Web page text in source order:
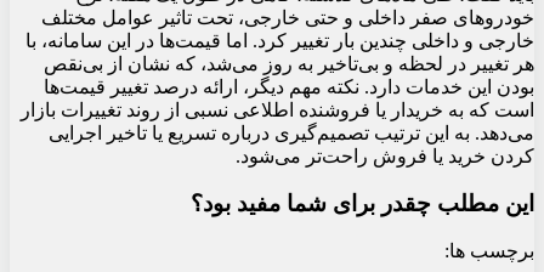
خودروهای صفر داخلی و حتی خارجی، تحت تاثیر عوامل مختلف
خارجی و داخلی چندین بار تغییر کرد. اما قیمت‌ها در این سامانه، با
هر تغییر در لحظه و بی‌تاخیر به روز می‌شد، که نشان از بی‌نقص
بودن این خدمات دارد. نکته مهم دیگر، ارائه درصد تغییر قیمت‌ها
است که به خریدار یا فروشنده اطلاعی نسبی از روند تغییرات بازار
می‌دهد. به این ترتیب تصمیم‌گیری درباره تسریع یا تاخیر اجرایی
کردن خرید یا فروش راحت‌تر می‌شود.
این مطلب چقدر برای شما مفید بود؟
برچسب ها: